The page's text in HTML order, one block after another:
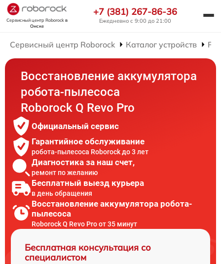
Сервисный центр Roborockв
Омске
+7 (381) 267-86-36
Ежедневно с 9:00 до 21:00
Сервисный центр Roborock Каталог устройств
Восстановление аккумулятора
робота-пылесоса
Roborock Q Revo Pro
Официальный сервис
Гарантийное обслуживание
робота-пылесоса Roborock до 3 лет
Диагностика за наш счет,
ремонт по желанию
Бесплатный выезд курьера
в день обращения
Восстановление аккумулятора робота-
пылесоса
Roborock Q Revo Pro от 35 минут
Бесплатная консультация со
специалистом